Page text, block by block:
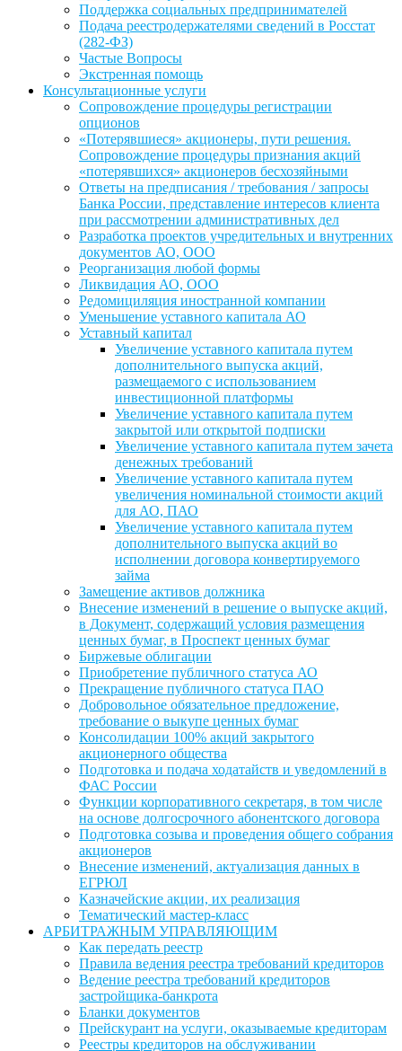
Поддержка социальных предпринимателей
Подача реестродержателями сведений в Росстат
(282-ФЗ)
Частые Вопросы
Экстренная помощь
Консультационные услуги
Сопровождение процедуры регистрации
опционов
«Потерявшиеся» акционеры, пути решения.
Сопровождение процедуры признания акций
«потерявшихся» акционеров бесхозяйными
Ответы на предписания / требования / запросы
Банка России, представление интересов клиента
при рассмотрении административных дел
Разработка проектов учредительных и внутренних
документов АО, ООО
Реорганизация любой формы
Ликвидация АО, ООО
Редомициляция иностранной компании
Уменьшение уставного капитала АО
Уставный капитал
Увеличение уставного капитала путем
дополнительного выпуска акций,
размещаемого с использованием
инвестиционной платформы
Увеличение уставного капитала путем
закрытой или открытой подписки
Увеличение уставного капитала путем зачета
денежных требований
Увеличение уставного капитала путем
увеличения номинальной стоимости акций
для АО, ПАО
Увеличение уставного капитала путем
дополнительного выпуска акций во
исполнении договора конвертируемого
займа
Замещение активов должника
Внесение изменений в решение о выпуске акций,
в Документ, содержащий условия размещения
ценных бумаг, в Проспект ценных бумаг
Биржевые облигации
Приобретение публичного статуса АО
Прекращение публичного статуса ПАО
Добровольное обязательное предложение,
требование о выкупе ценных бумаг
Консолидации 100% акций закрытого
акционерного общества
Подготовка и подача ходатайств и уведомлений в
ФАС России
Функции корпоративного секретаря, в том числе
на основе долгосрочного абонентского договора
Подготовка созыва и проведения общего собрания
акционеров
Внесение изменений, актуализация данных в
ЕГРЮЛ
Казначейские акции, их реализация
Тематический мастер-класс
АРБИТРАЖНЫМ УПРАВЛЯЮЩИМ
Как передать реестр
Правила ведения реестра требований кредиторов
Ведение реестра требований кредиторов
застройщика-банкрота
Бланки документов
Прейскурант на услуги, оказываемые кредиторам
Реестры кредиторов на обслуживании